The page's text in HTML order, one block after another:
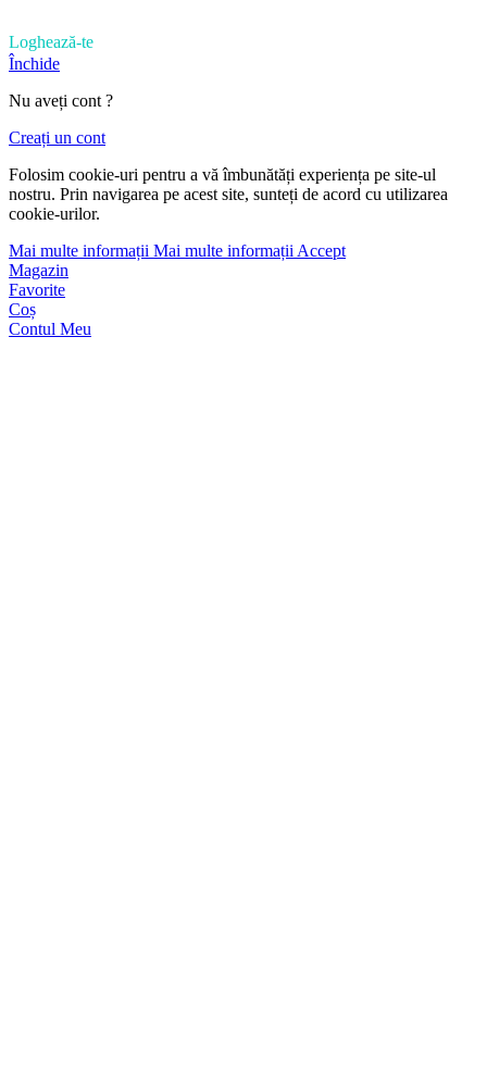
Loghează-te
Închide
Nu aveți cont ?
Creați un cont
Folosim cookie-uri pentru a vă îmbunătăți experiența pe site-ul
nostru. Prin navigarea pe acest site, sunteți de acord cu utilizarea
cookie-urilor.
Mai multe informații Mai multe informațiiAccept
Magazin
Favorite
Coș
Contul Meu